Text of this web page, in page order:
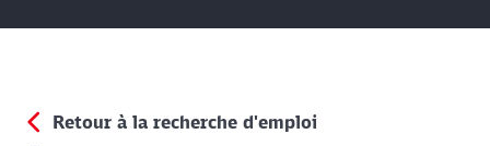
Retour à la recherche d'emploi